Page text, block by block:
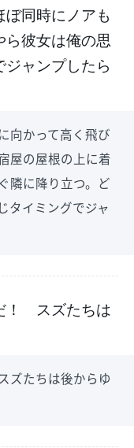
同時にノアも
ら彼女は俺の思
ャンプしたら
向かって高く飛び
屋の屋根の上に着
隣に降り立つ。ど
タイミングでジャ
！ スズたちは
たちは後からゆ